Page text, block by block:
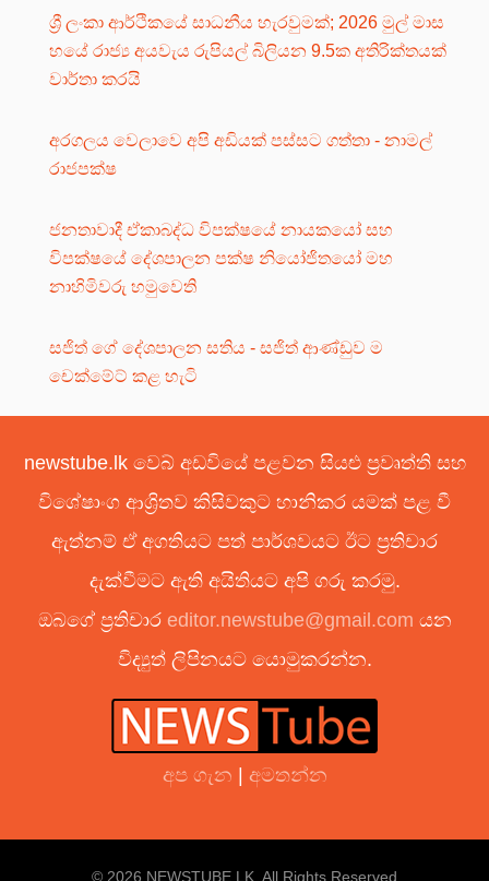
ශ්‍රී ලංකා ආර්ථිකයේ සාධනීය හැරවුමක්; 2026 මුල් මාස
හයේ රාජ්‍ය අයවැය රුපියල් බිලියන 9.5ක අතිරික්තයක්
වාර්තා කරයි
අරගලය වෙලාවෙ අපි අඩියක් පස්සට ගත්තා - නාමල්
රාජපක්ෂ
ජනතාවාදී ඒකාබද්ධ විපක්ෂයේ නායකයෝ සහ
විපක්ෂයේ දේශපාලන පක්ෂ නියෝජිතයෝ මහ
නාහිමිවරු හමුවෙති
සජිත් ගේ දේශපාලන සතිය - සජිත් ආණ්ඩුව ම
චෙක්මේට් කළ හැටි
newstube.lk වෙබ් අඩවියේ පළවන සියළු ප්‍රවෘත්ති සහ
විශේෂාංග ආශ්‍රිතව කිසිවකුට හානිකර යමක් පළ වී
ඇත්නම් ඒ අගතියට පත් පාර්ශවයට ඊට ප්‍රතිචාර
දැක්වීමට ඇති අයිතියට අපි ගරු කරමු.
ඔබගේ ප්‍රතිචාර editor.newstube@gmail.com යන
විද්‍යුත් ලිපිනයට යොමුකරන්න.
අප ගැන අමතන්න
© 2026 NEWSTUBE.LK. All Rights Reserved